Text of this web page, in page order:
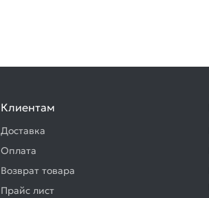
Клиентам
Доставка
Оплата
Возврат товара
Прайс лист